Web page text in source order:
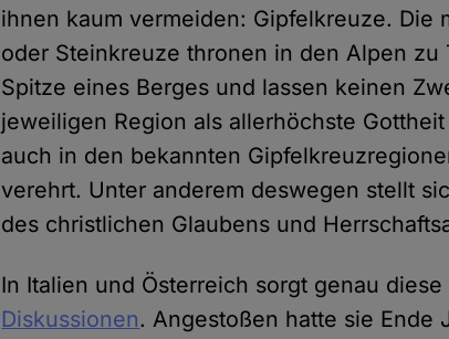
ihnen kaum vermeiden: Gipfelkreuze.
oder Steinkreuze thronen in den Alpen
Spitze eines Berges und lassen keinen
jeweiligen Region als allerhöchste
auch in den bekannten
verehrt. Unter anderem deswegen stellt
des christlichen Glaubens und
In Italien und Österreich sorgt genau
Diskussionen. Angestoßen hatte sie Ende